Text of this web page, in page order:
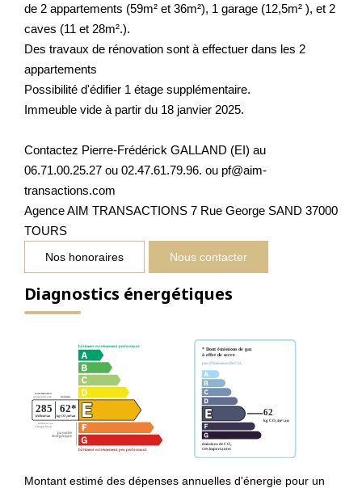
de 2 appartements (59m² et 36m²), 1 garage (12,5m² ), et 2
caves (11 et 28m².).
Des travaux de rénovation sont à effectuer dans les 2
appartements
Possibilité d'édifier 1 étage supplémentaire.
Immeuble vide à partir du 18 janvier 2025.
Contactez Pierre-Frédérick GALLAND (EI) au
06.71.00.25.27 ou 02.47.61.79.96. ou pf@aim-
transactions.com
Agence AIM TRANSACTIONS 7 Rue George SAND 37000
TOURS
Nos honoraires Nous contacter
Diagnostics énergétiques
Montant estimé des dépenses annuelles d'énergie pour un